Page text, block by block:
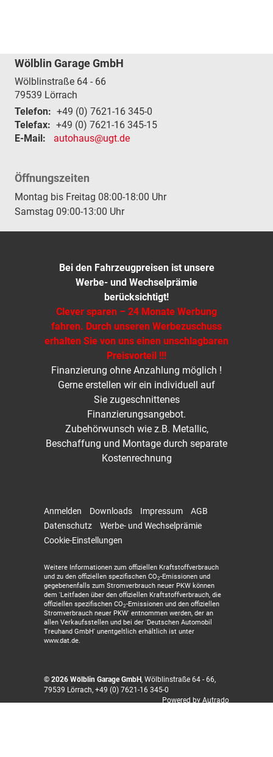
Wölblin Garage GmbH
Wölblinstraße 64 - 66
79539 Lörrach
Telefon: +49 (0) 7621-16 345-0
Telefax: +49 (0) 7621-16 345-15
E-Mail:
autohaus@ugt.de
Öffnungszeiten
Montag bis Freitag 08:00-18:00 Uhr
Samstag 09:00-13:00 Uhr
Bei den Fahrzeugpreisen ist unsere
Werbe- und Wechselprämie
berücksichtigt!
Clever sparen – 24 Monate Werbung
fahren. Durch unseren Werbezuschuss
erhalten Sie von uns einen unschlagbaren
Preisvorteil !!!
Finanzierung ohne Anzahlung möglich !
Gerne erstellen wir ein individuell auf
Sie zugeschnittenes
Finanzierungsangebot.
Zubehörwunsch wie z.B. Metallic,
Beschaffung und Montage durch separate
Kostenrechnung
Anmelden Downloads Impressum
AGB
Datenschutz
Werbe- und Wechselprämie
Cookie-Einstellungen
Weitere Informationen zum offiziellen Kraftstoffverbrauch
und zu den offiziellen spezifischen CO2-Emissionen und
gegebenenfalls zum Stromverbrauch neuer PKW können
dem 'Leitfaden über den offiziellen Kraftstoffverbrauch, die
offiziellen spezifischen CO2-Emissionen und den offiziellen
Stromverbrauch neuer PKW' entnommen werden, der an
allen Verkaufsstellen und bei der 'Deutschen Automobil
Treuhand GmbH' unentgeltlich erhältlich ist unter
www.dat.de.
© 2026 Wölblin Garage GmbH, Wölblinstraße 64 - 66,
79539 Lörrach, +49 (0) 7621-16 345-0
Powered by Autrado